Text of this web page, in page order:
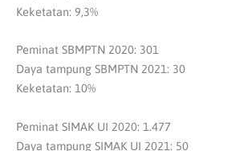
Keketatan: 9,3%
Peminat SBMPTN 2020: 301
Daya tampung SBMPTN 2021: 30
Keketatan: 10%
Peminat SIMAK UI 2020: 1.477
Daya tampung SIMAK UI 2021: 50